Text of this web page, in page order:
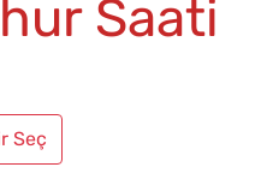
Saati
Seç